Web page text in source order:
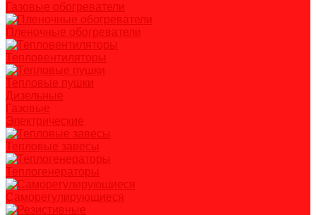
Газовые обогреватели
Пленочные обогреватели
Тепловентиляторы
Тепловые пушки
Дизельные
Газовые
Электрические
Тепловые завесы
Теплогенераторы
Саморегулирующиеся